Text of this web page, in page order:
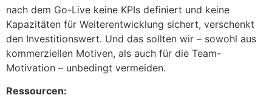
nach dem Go-Live keine KPIs definiert und keine
Kapazitäten für Weiterentwicklung sichert, verschenkt
den Investitionswert. Und das sollten wir – sowohl aus
kommerziellen Motiven, als auch für die Team-
Motivation – unbedingt vermeiden.
Ressourcen: